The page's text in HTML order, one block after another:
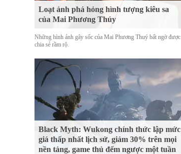
Loạt ảnh phá hỏng hình tượng kiêu sa
của Mai Phương Thúy
Những hình ảnh gây sốc của Mai Phương Thuý bất ngờ được
chia sẻ rầm rộ.
Black Myth: Wukong chính thức lập mức
giá thấp nhất lịch sử, giảm 30% trên mọi
nền tảng, game thủ đếm ngược một tuần